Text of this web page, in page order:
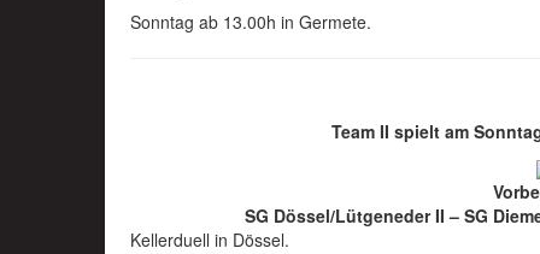
Sonntag ab 13.00h in Germete.
Team II spielt am
SG Dössel/Lütgeneder II – SG
Kellerduell in Dössel.